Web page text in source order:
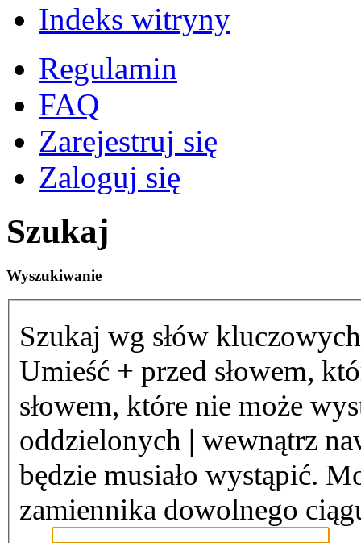
Indeks witryny
Regulamin
FAQ
Zarejestruj się
Zaloguj się
Szukaj
Wyszukiwanie
Szukaj wg słów
Umieść + przed słowem,
słowem, które nie może
oddzielonych | wewnątrz
będzie musiało wystąpić.
zamiennika dowolnego